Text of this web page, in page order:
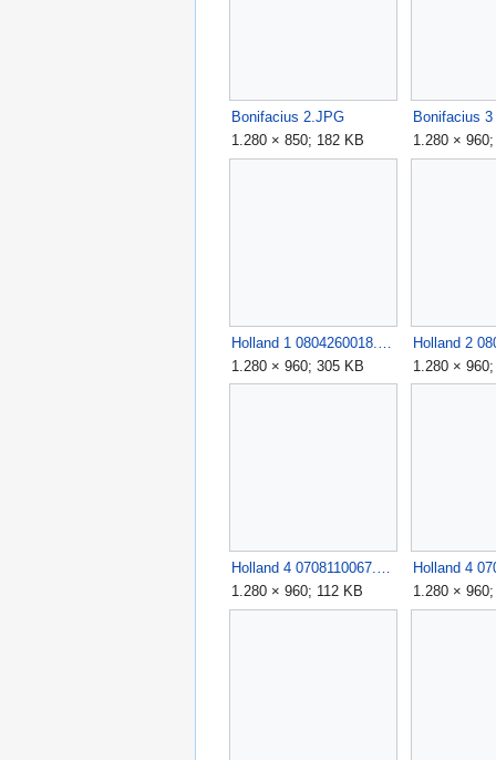
Bonifacius 2.JPG
1.280 × 850; 182 KB
1.280 ×
1.280 × 960; 305 KB
1.280 ×
Holland 4 0708110067.JPG
1.280 × 960; 112 KB
1.280 ×